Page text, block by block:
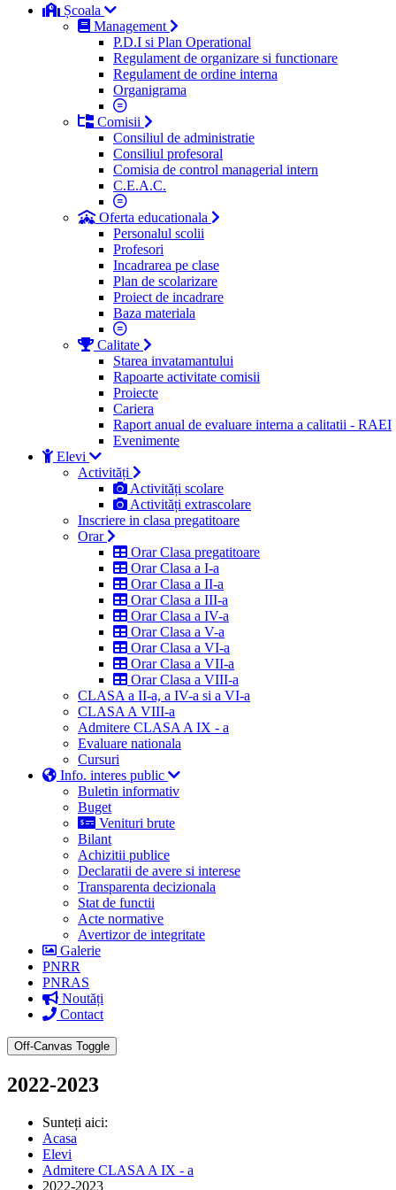
Școala
Management
P.D.I si Plan Operational
Regulament de organizare si functionare
Regulament de ordine interna
Organigrama
Comisii
Consiliul de administratie
Consiliul profesoral
Comisia de control managerial intern
C.E.A.C.
Oferta educationala
Personalul scolii
Profesori
Incadrarea pe clase
Plan de scolarizare
Proiect de incadrare
Baza materiala
Calitate
Starea invatamantului
Rapoarte activitate comisii
Proiecte
Cariera
Raport anual de evaluare interna a calitatii - RAEI
Evenimente
Elevi
Activități
Activități scolare
Activități extrascolare
Inscriere in clasa pregatitoare
Orar
Orar Clasa pregatitoare
Orar Clasa a I-a
Orar Clasa a II-a
Orar Clasa a III-a
Orar Clasa a IV-a
Orar Clasa a V-a
Orar Clasa a VI-a
Orar Clasa a VII-a
Orar Clasa a VIII-a
CLASA a II-a, a IV-a si a VI-a
CLASA A VIII-a
Admitere CLASA A IX - a
Evaluare nationala
Cursuri
Info. interes public
Buletin informativ
Buget
Venituri brute
Bilant
Achizitii publice
Declaratii de avere si interese
Transparenta decizionala
Stat de functii
Acte normative
Avertizor de integritate
Galerie
PNRR
PNRAS
Noutăți
Contact
Off-Canvas Toggle
2022-2023
Sunteți aici:
Acasa
Elevi
Admitere CLASA A IX - a
2022-2023